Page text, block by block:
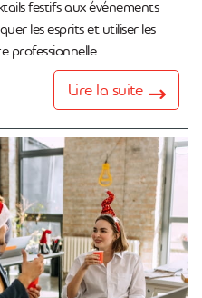
festifs aux événements
les esprits et utiliser les
professionnelle.
Lire la suite